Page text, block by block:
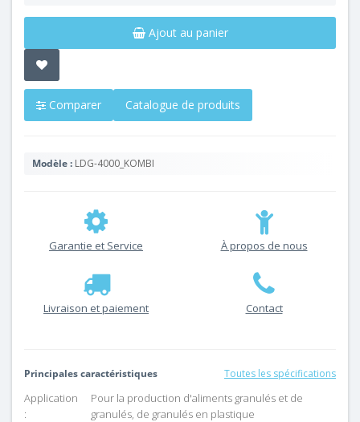
Ajout au panier
Comparer Catalogue de produits
Modèle : LDG-4000_KOMBI
Garantie et Service À propos de nous
Livraison et paiement Contact
Principales caractéristiques Toutes les spécifications
Application
:
Pour la production d'aliments granulés et de
granulés, de granulés en plastique